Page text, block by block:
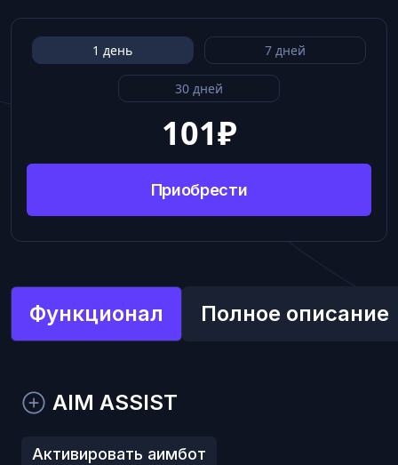
Функционал Полное описание
AIM ASSIST
Активировать аимбот
1 день 7 дней
30 дней
101₽
Приобрести